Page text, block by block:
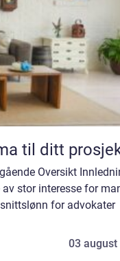
til ditt
Oversikt
stor interesse for
for advokater
03 august